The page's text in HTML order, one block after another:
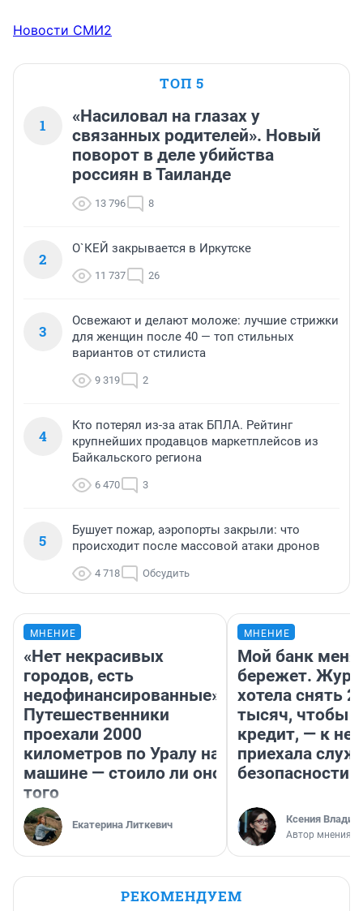
Новости СМИ2
ТОП 5
1
«Насиловал на глазах у
связанных родителей». Новый
поворот в деле убийства
россиян в Таиланде
13 796 8
2
О`КЕЙ закрывается в Иркутске
11 737 26
3
Освежают и делают моложе: лучшие стрижки
для женщин после 40 — топ стильных
вариантов от стилиста
9 319 2
4
Кто потерял из-за атак БПЛА. Рейтинг
крупнейших продавцов маркетплейсов из
Байкальского региона
6 470 3
5
Бушует пожар, аэропорты закрыли: что
происходит после массовой атаки дронов
4 718 Обсудить
МНЕНИЕ
«Нет некрасивых
городов, есть
недофинансированные».
Путешественники
проехали 2000
километров по Уралу на
машине — стоило ли оно
того
Екатерина Литкевич
МНЕНИЕ
Мой банк меня
бережет.
хотела снять
тысяч, чтобы
кредит, — к
приехала
безопасности
Ксения
Автор мнения
РЕКОМЕНДУЕМ